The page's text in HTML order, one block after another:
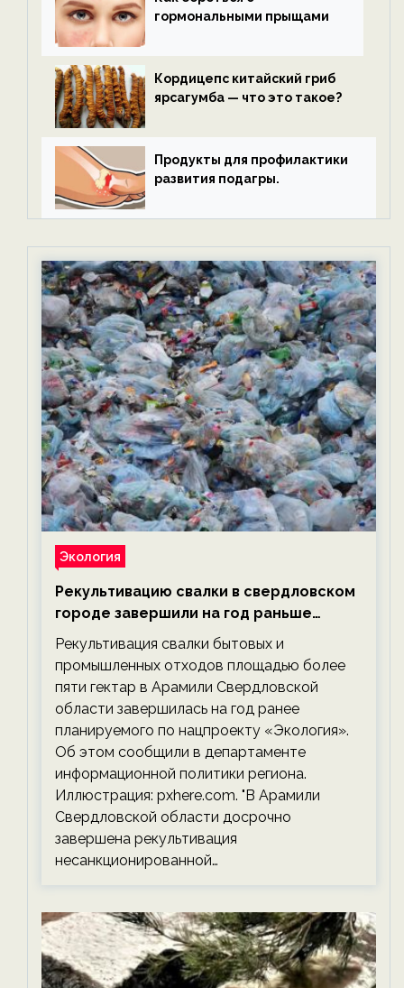
гормональными прыщами
Кордицепс китайский гриб
ярсагумба — что это такое?
Продукты для профилактики
развития подагры.
Экология
Рекультивацию свалки в свердловском
городе завершили на год раньше
планируемого срока — новости
экологии на ECOportal
Рекультивация свалки бытовых и
промышленных отходов площадью более
пяти гектар в Арамили Свердловской
области завершилась на год ранее
планируемого по нацпроекту «Экология».
Об этом сообщили в департаменте
информационной политики региона.
Иллюстрация: pxhere.com. "В Арамили
Свердловской области досрочно
завершена рекультивация
несанкционированной…